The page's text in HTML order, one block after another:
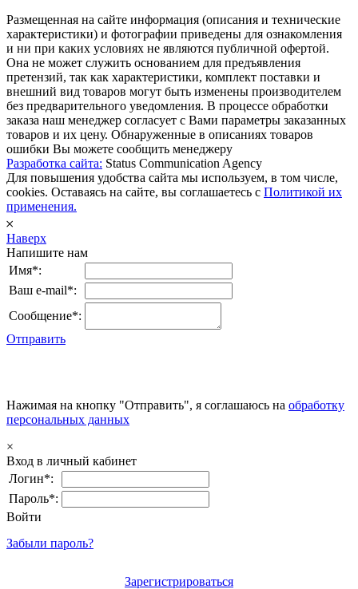
Размещенная на сайте информация (описания и технические
характеристики) и фотографии приведены для ознакомления
и ни при каких условиях не являются публичной офертой.
Она не может служить основанием для предъявления
претензий, так как характеристики, комплект поставки и
внешний вид товаров могут быть изменены производителем
без предварительного уведомления. В процессе обработки
заказа наш менеджер согласует с Вами параметры заказанных
товаров и их цену. Обнаруженные в описаниях товаров
ошибки Вы можете сообщить менеджеру
Разработка сайта: Status Communication Agency
Для повышения удобства сайта мы используем, в том числе,
cookies. Оставаясь на сайте, вы соглашаетесь с Политикой их
применения.
𐄂
Наверх
Напишите нам
Имя*:
Ваш e-mail*:
Сообщение*:
Отправить
Нажимая на кнопку "Отправить", я соглашаюсь на обработку
персональных данных
×
Вход в личный кабинет
Логин*:
Пароль*:
Войти
Забыли пароль?
Зарегистрироваться